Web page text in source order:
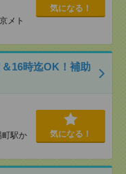
メト
気になる！
16時迄OK！補助
町駅か
気になる！